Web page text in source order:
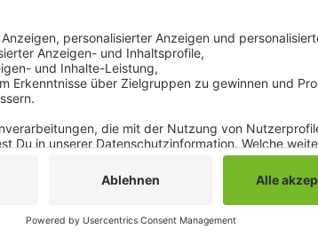
den Weiher gedrückt als erwartet. Das habe
verursacht. Außerdem habe man auch mit
kommen noch immer verspätet an, weshalb die
Hittastraße länger andauert als geplant. Bis